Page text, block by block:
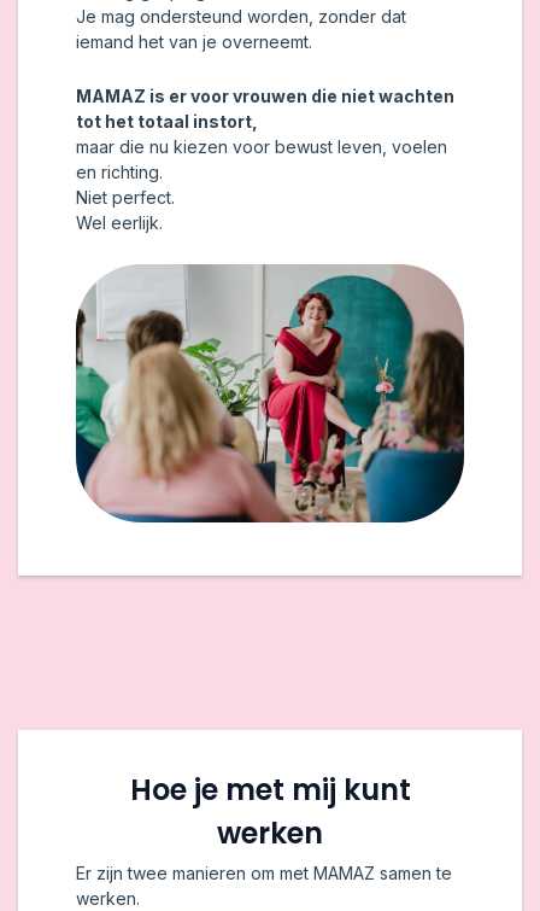
Je mag ondersteund worden, zonder dat
iemand het van je overneemt.
MAMAZ is er voor vrouwen die niet wachten
tot het totaal instort,
maar die nu kiezen voor bewust leven, voelen
en richting.
Niet perfect.
Wel eerlijk.
Hoe je met mij kunt
werken
Er zijn twee manieren om met MAMAZ samen te
werken.